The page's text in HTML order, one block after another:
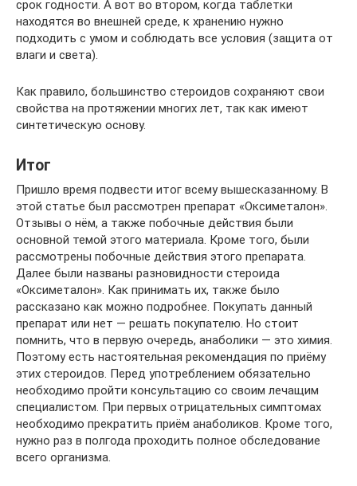
срок годности. А вот во втором, когда таблетки
находятся во внешней среде, к хранению нужно
подходить с умом и соблюдать все условия (защита от
влаги и света).
Как правило, большинство стероидов сохраняют свои
свойства на протяжении многих лет, так как имеют
синтетическую основу.
Итог
Пришло время подвести итог всему вышесказанному. В
этой статье был рассмотрен препарат «Оксиметалон».
Отзывы о нём, а также побочные действия были
основной темой этого материала. Кроме того, были
рассмотрены побочные действия этого препарата.
Далее были названы разновидности стероида
«Оксиметалон». Как принимать их, также было
рассказано как можно подробнее. Покупать данный
препарат или нет — решать покупателю. Но стоит
помнить, что в первую очередь, анаболики — это химия.
Поэтому есть настоятельная рекомендация по приёму
этих стероидов. Перед употреблением обязательно
необходимо пройти консультацию со своим лечащим
специалистом. При первых отрицательных симптомах
необходимо прекратить приём анаболиков. Кроме того,
нужно раз в полгода проходить полное обследование
всего организма.